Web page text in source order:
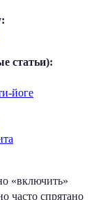
статьи):
йоге
«включить»
часто спрятано